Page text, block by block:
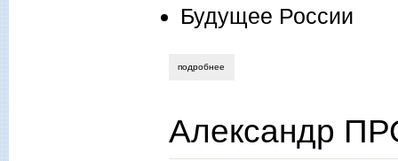
Будущее России
подробнее
Александр